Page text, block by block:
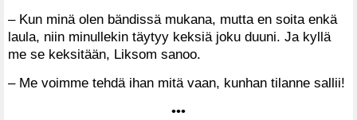
– Kun minä olen bändissä mukana, mutta en soita enkä
laula, niin minullekin täytyy keksiä joku duuni. Ja kyllä
me se keksitään, Liksom sanoo.
– Me voimme tehdä ihan mitä vaan, kunhan tilanne sallii!
•••